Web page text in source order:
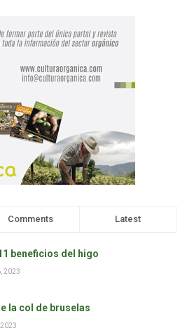
Comments Latest
beneficios del higo
2023
la col de bruselas
2023